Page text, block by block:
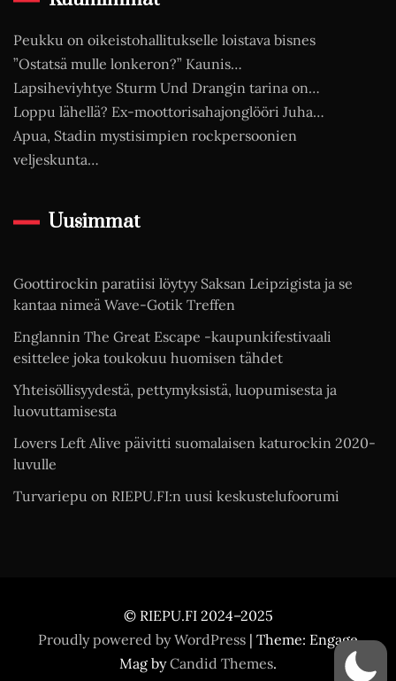
Peukku on oikeistohallitukselle loistava bisnes
”Ostatsä mulle lonkeron?” Kaunis…
Lapsiheviyhtye Sturm Und Drangin tarina on…
Loppu lähellä? Ex-moottorisahajonglööri Juha…
Apua, Stadin mystisimpien rockpersoonien
veljeskunta…
Uusimmat
Goottirockin paratiisi löytyy Saksan Leipzigista ja se
kantaa nimeä Wave-Gotik Treffen
Englannin The Great Escape -kaupunkifestivaali
esittelee joka toukokuu huomisen tähdet
Yhteisöllisyydestä, pettymyksistä, luopumisesta ja
luovuttamisesta
Lovers Left Alive päivitti suomalaisen katurockin 2020-
luvulle
Turvariepu on RIEPU.FI:n uusi keskustelufoorumi
© RIEPU.FI 2024–2025
Proudly powered by WordPress | Theme: Engage
Mag byCandid Themes.